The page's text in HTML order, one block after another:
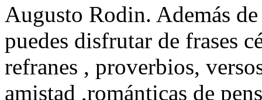
Augusto Rodin. Además
puedes disfrutar de frases
refranes , proverbios,
amistad ,románticas de